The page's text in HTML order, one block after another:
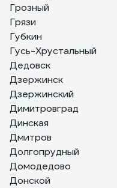
Грозный
Грязи
Губкин
Гусь-Хрустальный
Дедовск
Дзержинск
Дзержинский
Димитровград
Динская
Дмитров
Долгопрудный
Домодедово
Донской